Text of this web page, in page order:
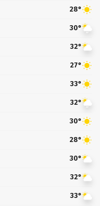
28°
30°
32°
27°
33°
32°
30°
28°
30°
32°
33°